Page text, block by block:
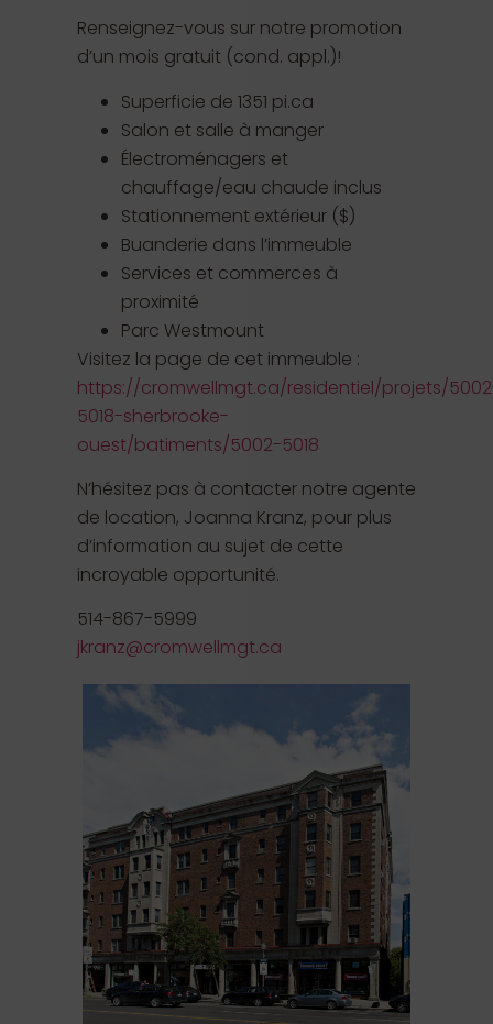
Renseignez-vous sur notre promotion
d’un mois gratuit (cond. appl.)!
Superficie de 1351 pi.ca
Salon et salle à manger
Électroménagers et
chauffage/eau chaude inclus
Stationnement extérieur ($)
Buanderie dans l’immeuble
Services et commerces à
proximité
Parc Westmount
Visitez la page de cet immeuble :
https://cromwellmgt.ca/residentiel/projets/
5018-sherbrooke-
ouest/batiments/5002-5018
N’hésitez pas à contacter notre agente
de location, Joanna Kranz, pour plus
d’information au sujet de cette
incroyable opportunité.
514-867-5999
jkranz@cromwellmgt.ca